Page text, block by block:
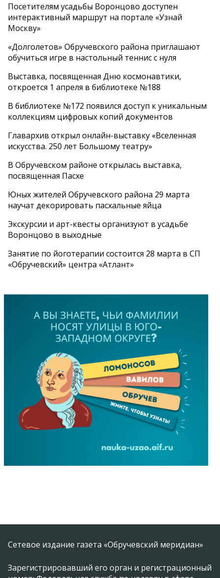
Посетителям усадьбы Воронцово доступен
интерактивный маршрут на портале «Узнай
Москву»
«Долголетов» Обручевского района приглашают
обучиться игре в настольный теннис с нуля
Выставка, посвященная Дню космонавтики,
откроется 1 апреля в библиотеке №188
В библиотеке №172 появился доступ к уникальным
коллекциям цифровых копий документов
Главархив открыл онлайн-выставку «Вселенная
искусства. 250 лет Большому театру»
В Обручевском районе открылась выставка,
посвященная Пасхе
Юных жителей Обручевского района 29 марта
научат декорировать пасхальные яйца
Экскурсии и арт-квесты организуют в усадьбе
Воронцово в выходные
Занятие по йоготерапии состоится 28 марта в СП
«Обручевский» центра «Атлант»
Сетевое издание газета «Обручевский меридиан»
Зарегистрировавший его орган и регистрационный